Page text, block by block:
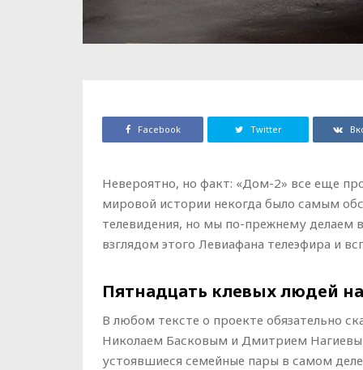
Facebook Twitter
Невероятно, но факт: «Дом-2» все еще
мировой истории некогда было самым
телевидения, но мы по-прежнему делаем
взглядом этого Левиафана телеэфира и
Пятнадцать клевых людей
В любом тексте о проекте обязательно
Николаем Басковым и Дмитрием
устоявшиеся семейные пары в самом